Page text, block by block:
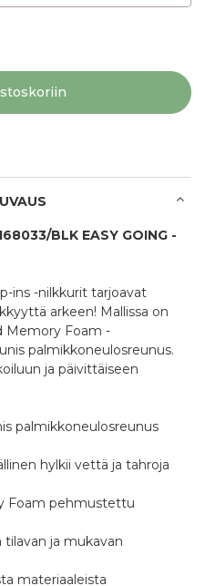
BLK EASY GOING -
ins -nilkkurit tarjoavat
arkeen! Mallissa on
Memory Foam -
palmikkoneulosreunus.
ja päivittäiseen
palmikkoneulosreunus
hylkii vettä ja tahroja
Foam pehmustettu
ja mukavan
materiaaleista